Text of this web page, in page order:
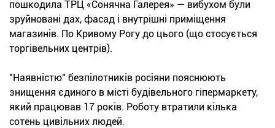
пошкодила ТРЦ «Сонячна Галерея» — вибухом були
зруйновані дах, фасад і внутрішні приміщення
магазинів. По Кривому Рогу до цього (що стосується
торгівельних центрів).
"Наявністю" безпілотників росіяни пояснюють
знищення єдиного в місті будівельного гіпермаркету,
який працював 17 років. Роботу втратили кілька
сотень цивільних людей.